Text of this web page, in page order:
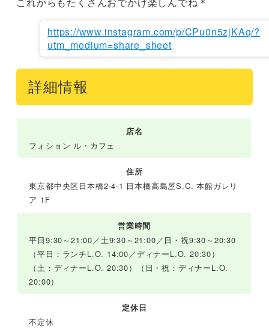
https://www.instagram.com/p/CPu0n5zjKAq/?
utm_medium=share_sheet
詳細情報
店名
フォション ル・カフェ
住所
東京都中央区日本橋2-4-1 日本橋高島屋S.C. 本館ガレリ
ア 1F
営業時間
平日9:30～21:00／土9:30～21:00／日・祝9:30～20:30
（平日：ランチL.O. 14:00／ディナーL.O. 20:30）
（土：ディナーL.O. 20:30）（日・祝：ディナーL.O.
20:00）
定休日
不定休